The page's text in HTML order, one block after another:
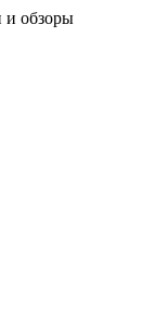
и обзоры